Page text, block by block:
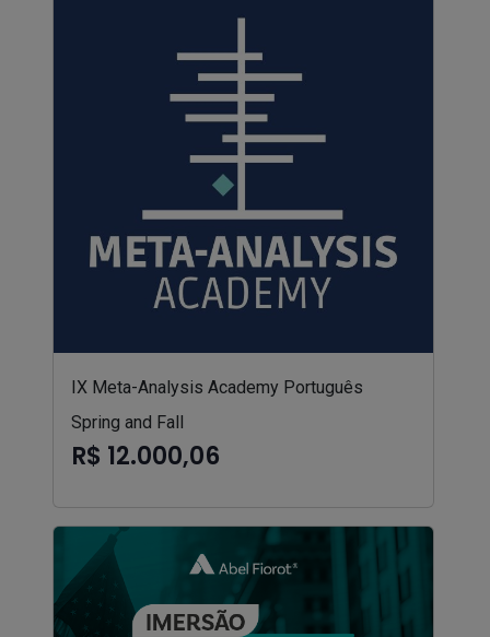
IX Meta-Analysis Academy Português
Spring and Fall
R$ 12.000,06